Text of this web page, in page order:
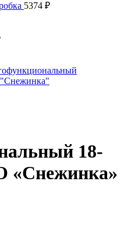
5374 ₽
18-
«Снежинка»